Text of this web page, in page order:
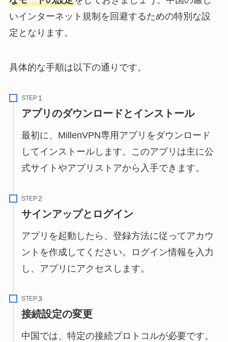
いインターネット規制を回避するための特別な設
定となります。
具体的な手順は以下の通りです。
STEP
アプリのダウンロードとインストール
最初に、MillenVPN専用アプリをダウンロード
してインストールします。このアプリは主に公
式サイトやアプリストアから入手できます。
STEP
サインアップとログイン
アプリを起動したら、登録方法に従ってアカウ
ントを作成してください。ログイン情報を入力
し、アプリにアクセスします。
STEP
接続設定の変更
中国では、特定の接続プロトコルが必要です。